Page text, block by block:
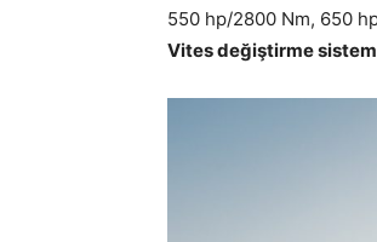
550 hp/2800 Nm, 650
Vites değiştirme